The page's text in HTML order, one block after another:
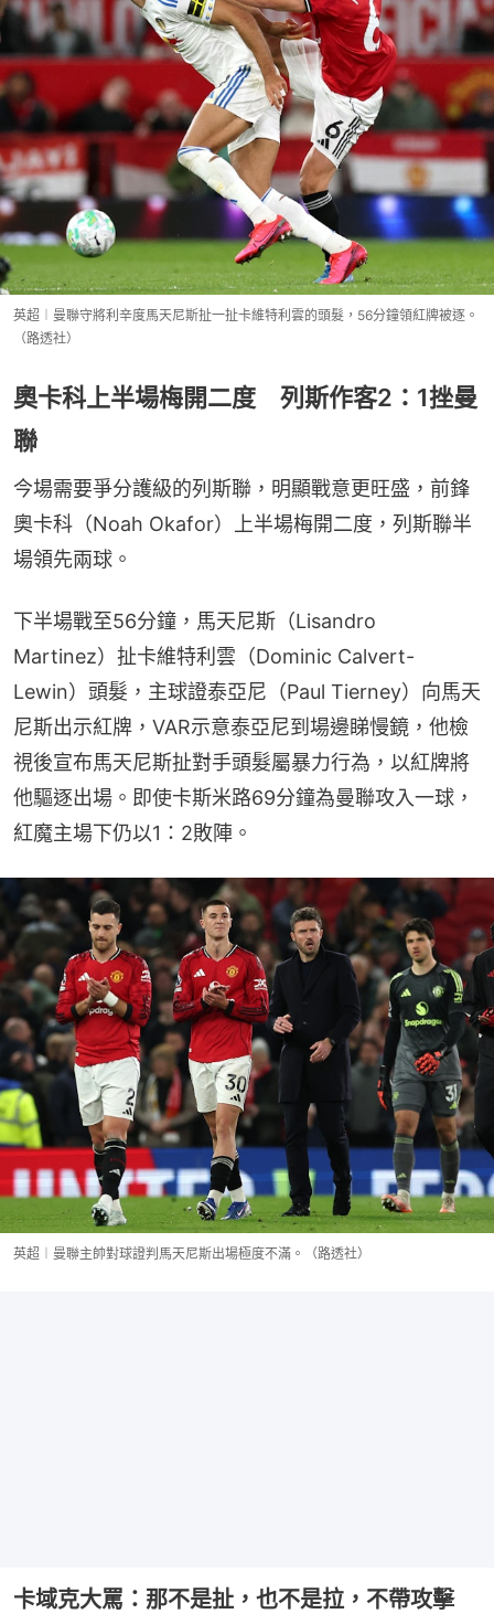
英超︱曼聯守將利辛度馬天尼斯扯一扯卡維特利雲的頭髮，56分鐘領紅牌被逐。
（路透社）
奧卡科上半場梅開二度 列斯作客2：1挫曼
聯
今場需要爭分護級的列斯聯，明顯戰意更旺盛，前鋒
奧卡科（Noah Okafor）上半場梅開二度，列斯聯半
場領先兩球。
下半場戰至56分鐘，馬天尼斯（Lisandro
Martinez）扯卡維特利雲（Dominic Calvert-
Lewin）頭髮，主球證泰亞尼（Paul Tierney）向馬天
尼斯出示紅牌，VAR示意泰亞尼到場邊睇慢鏡，他檢
視後宣布馬天尼斯扯對手頭髮屬暴力行為，以紅牌將
他驅逐出場。即使卡斯米路69分鐘為曼聯攻入一球，
紅魔主場下仍以1：2敗陣。
英超︱曼聯主帥對球證判馬天尼斯出場極度不滿。（路透社）
卡域克大罵：那不是扯，也不是拉，不帶攻擊